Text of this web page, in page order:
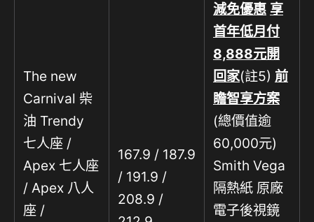
The new
Carnival 柴
油 Trendy
七人座 /
Apex 七人座
/ Apex 八人
座 /
167.9 / 187.9
/ 191.9 /
208.9 /
減免優惠 享
首年低月付
8,888元開
回家(註5) 前
瞻智享方案
(總價值逾
60,000元)
Smith Vega
隔熱紙 原廠
電子後視鏡